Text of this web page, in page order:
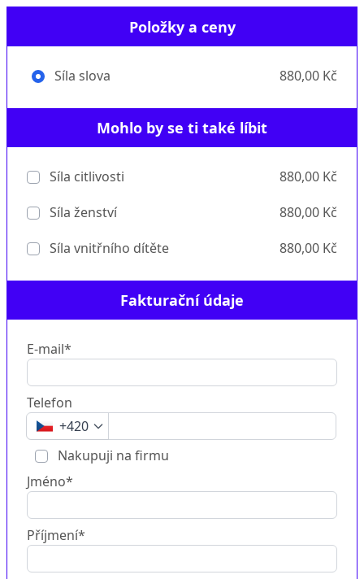
Položky a ceny
Síla slova 880,00 Kč
Mohlo by se ti také líbit
Síla citlivosti
880,00 Kč
Síla ženství
880,00 Kč
Síla vnitřního dítěte
880,00 Kč
Fakturační údaje
E-mail*
Telefon
+420
Nakupuji na firmu
Jméno*
Příjmení*